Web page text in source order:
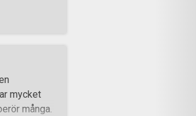
mycket
många.